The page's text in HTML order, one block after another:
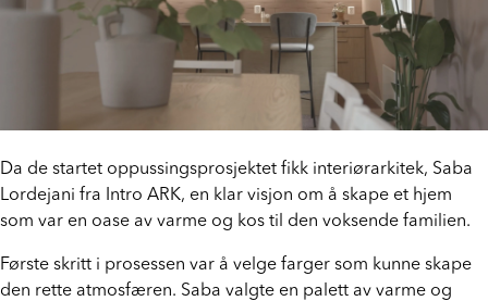
Da de startet oppussingsprosjektet fikk interiørarkitek, Saba
Lordejani fra Intro ARK, en klar visjon om å skape et hjem
som var en oase av varme og kos til den voksende familien.
Første skritt i prosessen var å velge farger som kunne skape
den rette atmosfæren. Saba valgte en palett av varme og